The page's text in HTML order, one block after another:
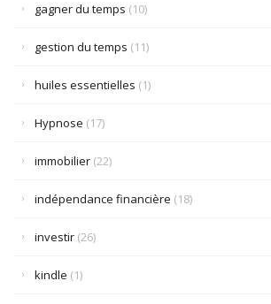
gagner du temps (10)
gestion du temps (11)
huiles essentielles (1)
Hypnose (17)
immobilier (22)
indépendance financière (18)
investir (26)
kindle (1)